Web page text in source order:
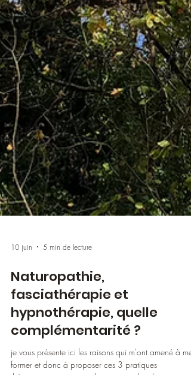
10 juin 5 min de lecture
Naturopathie,
fasciathérapie et
hypnothérapie, quelle
complémentarité ?